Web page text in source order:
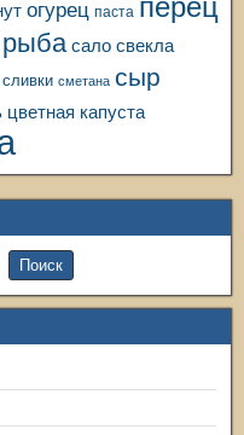
огурец паста перец
рыба сало свекла
сливки сметана сыр
цветная капуста